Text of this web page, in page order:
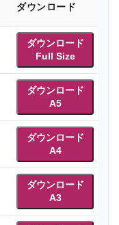
ダウンロード
ダウンロード
Full Size
ダウンロード
A5
ダウンロード
A4
ダウンロード
A3